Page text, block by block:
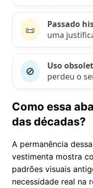
📜 Passado
uma
🚫 Uso
perdeu o
Como essa
das décadas?
A permanência
vestimenta mostra
padrões visuais
necessidade real na